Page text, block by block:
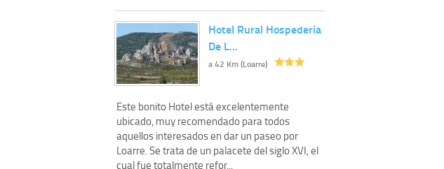
Hotel Rural Hospederia
De L…
a 42 Km (Loarre)
Este bonito Hotel está excelentemente
ubicado, muy recomendado para todos
aquellos interesados en dar un paseo por
Loarre. Se trata de un palacete del siglo XVI, el
cual fue totalmente refor...